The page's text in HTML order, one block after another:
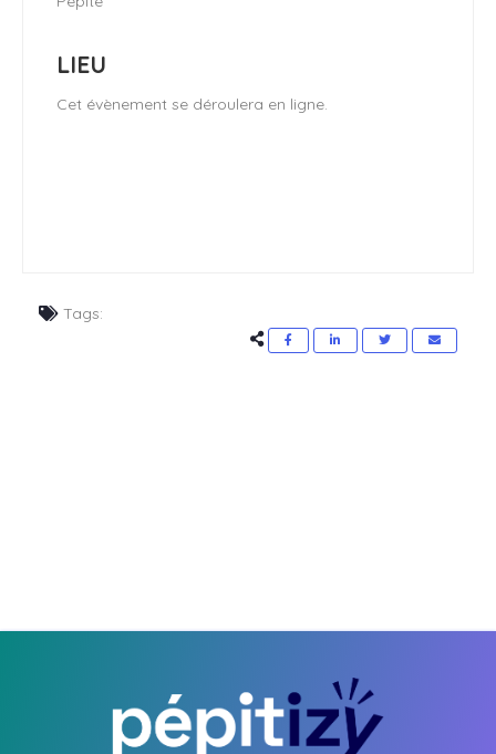
LIEU
Cet évènement se déroulera en ligne.
Tags: